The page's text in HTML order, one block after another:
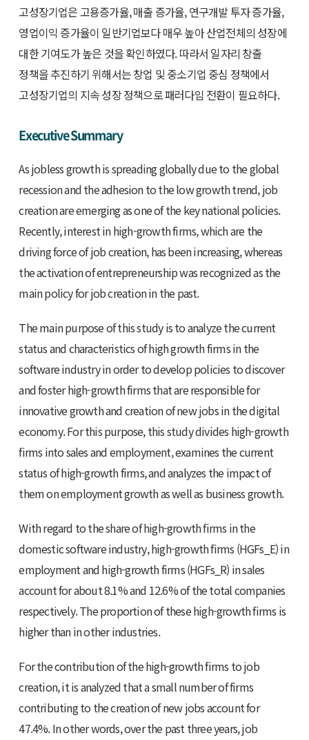
고성장기업은 고용증가율, 매출 증가율, 연구개발 투자 증가율,
영업이익 증가율이 일반기업보다 매우 높아 산업전체의 성장에
대한 기여도가 높은 것을 확인하였다. 따라서 일자리 창출
정책을 추진하기 위해서는 창업 및 중소기업 중심 정책에서
고성장기업의 지속 성장 정책으로 패러다임 전환이 필요하다.
Executive Summary
As jobless growth is spreading globally due to the global
recession and the adhesion to the low growth trend, job
creation are emerging as one of the key national policies.
Recently, interest in high-growth firms, which are the
driving force of job creation, has been increasing, whereas
the activation of entrepreneurship was recognized as the
main policy for job creation in the past.
The main purpose of this study is to analyze the current
status and characteristics of high growth firms in the
software industry in order to develop policies to discover
and foster high-growth firms that are responsible for
innovative growth and creation of new jobs in the digital
economy. For this purpose, this study divides high-growth
firms into sales and employment, examines the current
status of high-growth firms, and analyzes the impact of
them on employment growth as well as business growth.
With regard to the share of high-growth firms in the
domestic software industry, high-growth firms (HGFs_E) in
employment and high-growth firms (HGFs_R) in sales
account for about 8.1% and 12.6% of the total companies
respectively. The proportion of these high-growth firms is
higher than in other industries.
For the contribution of the high-growth firms to job
creation, it is analyzed that a small number of firms
contributing to the creation of new jobs account for
47.4%. In other words, over the past three years, job